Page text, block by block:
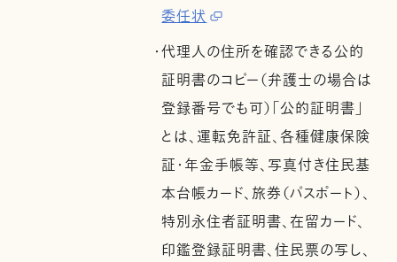
委任状
・代理人の住所を確認できる公的
証明書のコピー（弁護士の場合は
登録番号でも可）「公的証明書」
とは、運転免許証、各種健康保険
証・年金手帳等、写真付き住民基
本台帳カード、旅券（パスポート）、
特別永住者証明書、在留カード、
印鑑登録証明書、住民票の写し、